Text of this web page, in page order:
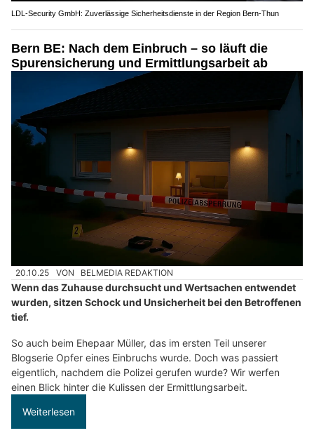
LDL-Security GmbH: Zuverlässige Sicherheitsdienste in der Region Bern-Thun
Bern BE: Nach dem Einbruch – so läuft die
Spurensicherung und Ermittlungsarbeit ab
20.10.25 VON BELMEDIA REDAKTION
Wenn das Zuhause durchsucht und Wertsachen entwendet
wurden, sitzen Schock und Unsicherheit bei den Betroffenen
tief.
So auch beim Ehepaar Müller, das im ersten Teil unserer
Blogserie Opfer eines Einbruchs wurde. Doch was passiert
eigentlich, nachdem die Polizei gerufen wurde? Wir werfen
einen Blick hinter die Kulissen der Ermittlungsarbeit.
Weiterlesen